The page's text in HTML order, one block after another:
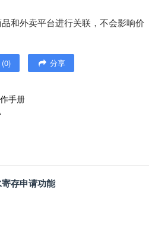
和外卖平台进行关联，不会影响价
(0) 分享
手册
存申请功能